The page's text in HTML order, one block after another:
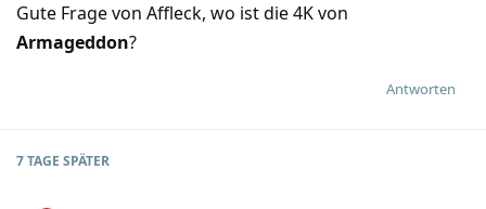
Gute Frage von Affleck, wo ist die 4K von
Armageddon?
Antworten
7 TAGE SPÄTER